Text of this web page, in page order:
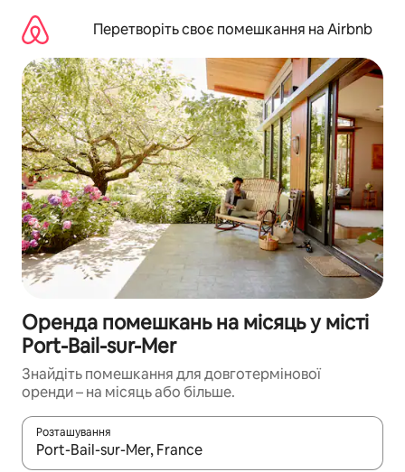
вмісту
Перетворіть своє помешкання на Airbnb
Оренда помешкань на місяць у місті
Port-Bail-sur-Mer
Знайдіть помешкання для довготермінової
оренди – на місяць або більше.
Розташування
Отримавши результати пошуку, використовуйте для